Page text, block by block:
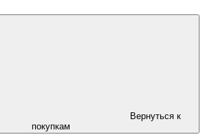
Вернуться к
покупкам